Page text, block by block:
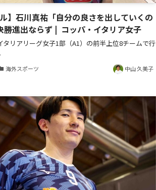
ル】石川真祐「自分の良さを出していくの
勝進出ならず | コッパ・イタリア女子
タリアリーグ女子1部（A1）の前半上位8チームで行
海外スポーツ 中山 久美子